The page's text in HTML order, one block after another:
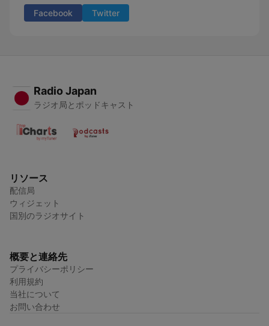
Facebook Twitter
Radio Japan
ラジオ局とポッドキャスト
リソース
配信局
ウィジェット
国別のラジオサイト
概要と連絡先
プライバシーポリシー
利用規約
当社について
お問い合わせ